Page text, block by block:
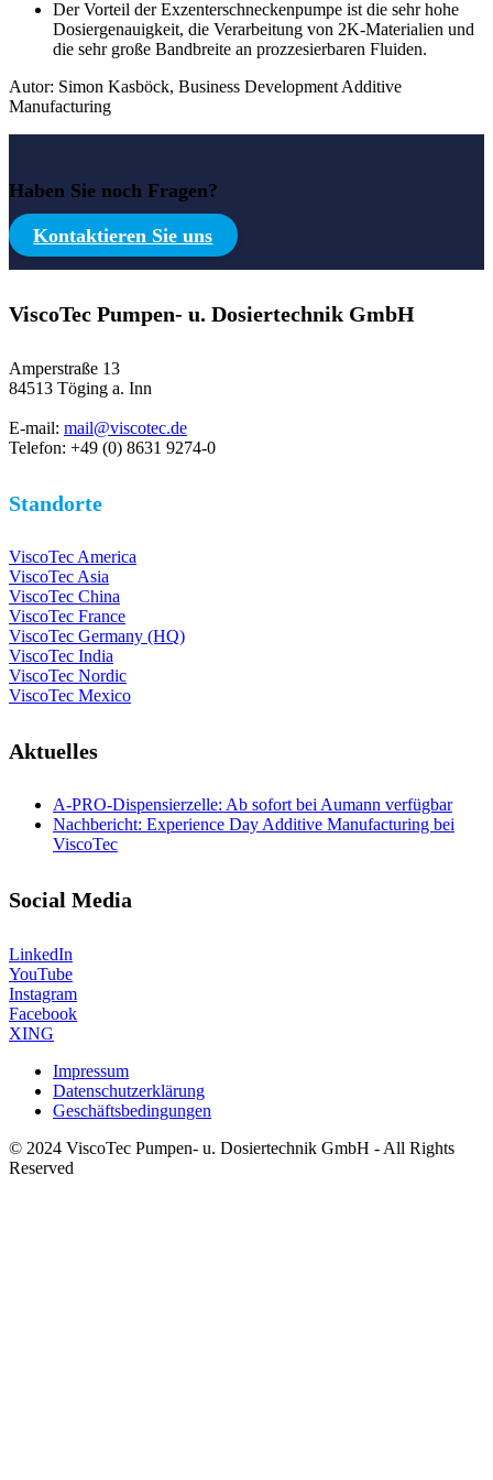
Der Vorteil der Exzenterschneckenpumpe ist die sehr hohe
Dosiergenauigkeit, die Verarbeitung von 2K-Materialien und
die sehr große Bandbreite an prozzesierbaren Fluiden.
Autor: Simon Kasböck, Business Development Additive
Manufacturing
Haben Sie noch Fragen?
Kontaktieren Sie uns
ViscoTec Pumpen- u. Dosiertechnik GmbH
Amperstraße 13
84513 Töging a. Inn
E-mail: mail@viscotec.de
Telefon: +49 (0) 8631 9274-0
Standorte
ViscoTec America
ViscoTec Asia
ViscoTec China
ViscoTec France
ViscoTec Germany (HQ)
ViscoTec India
ViscoTec Nordic
ViscoTec Mexico
Aktuelles
A-PRO-Dispensierzelle: Ab sofort bei Aumann verfügbar
Nachbericht: Experience Day Additive Manufacturing bei
ViscoTec
Social Media
LinkedIn
YouTube
Instagram
Facebook
XING
Impressum
Datenschutzerklärung
Geschäftsbedingungen
© 2024 ViscoTec Pumpen- u. Dosiertechnik GmbH - All Rights
Reserved